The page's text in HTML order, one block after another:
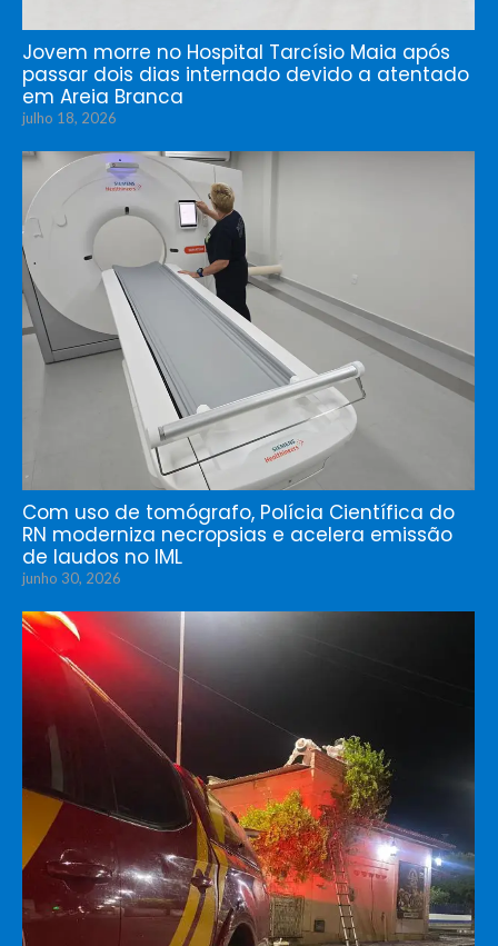
Jovem morre no Hospital Tarcísio Maia após
passar dois dias internado devido a atentado
em Areia Branca
julho 18, 2026
Com uso de tomógrafo, Polícia Científica do
RN moderniza necropsias e acelera emissão
de laudos no IML
junho 30, 2026